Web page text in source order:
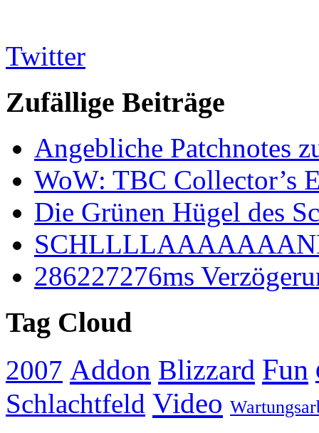
Twitter
Zufällige Beiträge
Angebliche Patchnotes
WoW: TBC Collector’s
Die Grünen Hügel des
286227276ms
Tag Cloud
2007 Addon Blizzard Fun
Schlachtfeld Video